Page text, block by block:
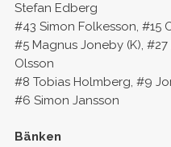
Stefan Edberg
#43 Simon Folkesson, #15
#5 Magnus Joneby (K), #27
Olsson
#8 Tobias Holmberg, #9
#6 Simon Jansson
Bänken